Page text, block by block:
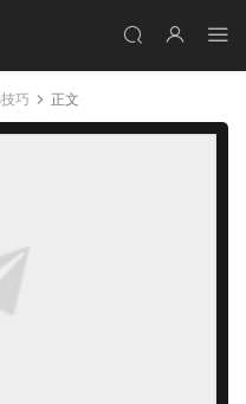
巧 正文